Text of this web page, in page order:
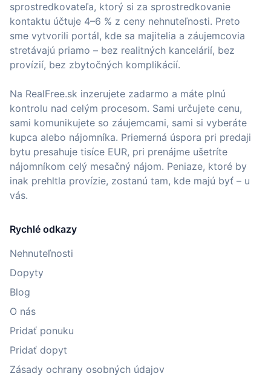
sprostredkovateľa, ktorý si za sprostredkovanie
kontaktu účtuje 4–6 % z ceny nehnuteľnosti. Preto
sme vytvorili portál, kde sa majitelia a záujemcovia
stretávajú priamo – bez realitných kancelárií, bez
provízií, bez zbytočných komplikácií.
Na RealFree.sk inzerujete zadarmo a máte plnú
kontrolu nad celým procesom. Sami určujete cenu,
sami komunikujete so záujemcami, sami si vyberáte
kupca alebo nájomníka. Priemerná úspora pri predaji
bytu presahuje tisíce EUR, pri prenájme ušetríte
nájomníkom celý mesačný nájom. Peniaze, ktoré by
inak prehltla provízie, zostanú tam, kde majú byť – u
vás.
Rychlé odkazy
Nehnuteľnosti
Dopyty
Blog
O nás
Pridať ponuku
Pridať dopyt
Zásady ochrany osobných údajov